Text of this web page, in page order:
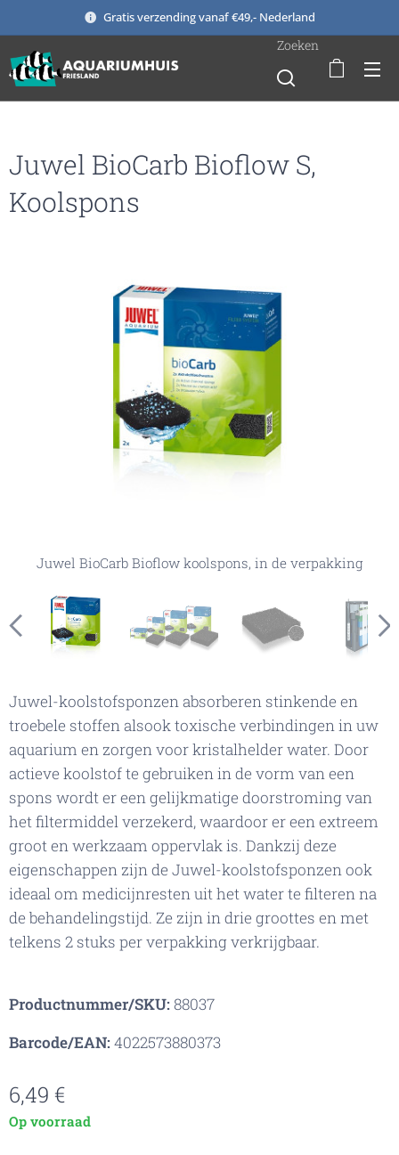
Gratis verzending vanaf €49,- Nederland
Zoeken
Juwel BioCarb Bioflow S,
Koolspons
Juwel BioCarb Bioflow koolspons, in de verpakking
Juwel BioCarb Bioflow koolspons (alleen geselecteerde
Juwel BioCarb Bioflow, koolspons
Juwel BioCarb koolspons in het Bioflow filter
Juwel-koolstofsponzen absorberen stinkende en
troebele stoffen alsook toxische verbindingen in uw
aquarium en zorgen voor kristalhelder water. Door
actieve koolstof te gebruiken in de vorm van een
spons wordt er een gelijkmatige doorstroming van
het filtermiddel verzekerd, waardoor er een extreem
groot en werkzaam oppervlak is. Dankzij deze
eigenschappen zijn de Juwel-koolstofsponzen ook
ideaal om medicijnresten uit het water te filteren na
de behandelingstijd. Ze zijn in drie groottes en met
telkens 2 stuks per verpakking verkrijgbaar.
Productnummer/SKU:88037
Barcode/EAN:4022573880373
6,49 €
Op voorraad